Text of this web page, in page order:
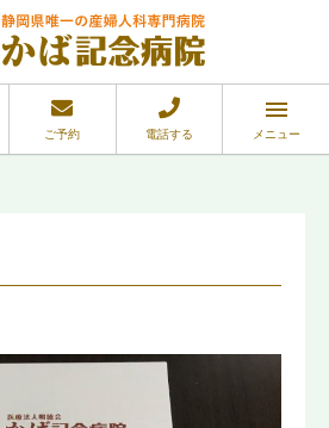
ご予約 電話する メニュー